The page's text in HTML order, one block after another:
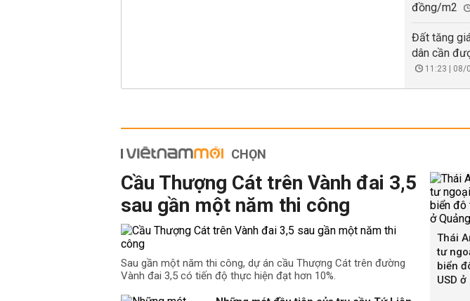
đồng/m2
Đất tăng
dân cần
11:23 | 08/
CHỌN
Cầu Thượng Cát trên Vành đai 3,5
sau gần một năm thi công
Sau gần một năm thi công, dự án cầu Thượng Cát trên đường
Vành đai 3,5 có tiến độ thực hiện đạt hơn 10%.
Thái
tư
biển
USD